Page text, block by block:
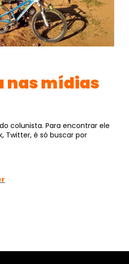
nas mídias
colunista. Para encontrar ele
Twitter, é só buscar por